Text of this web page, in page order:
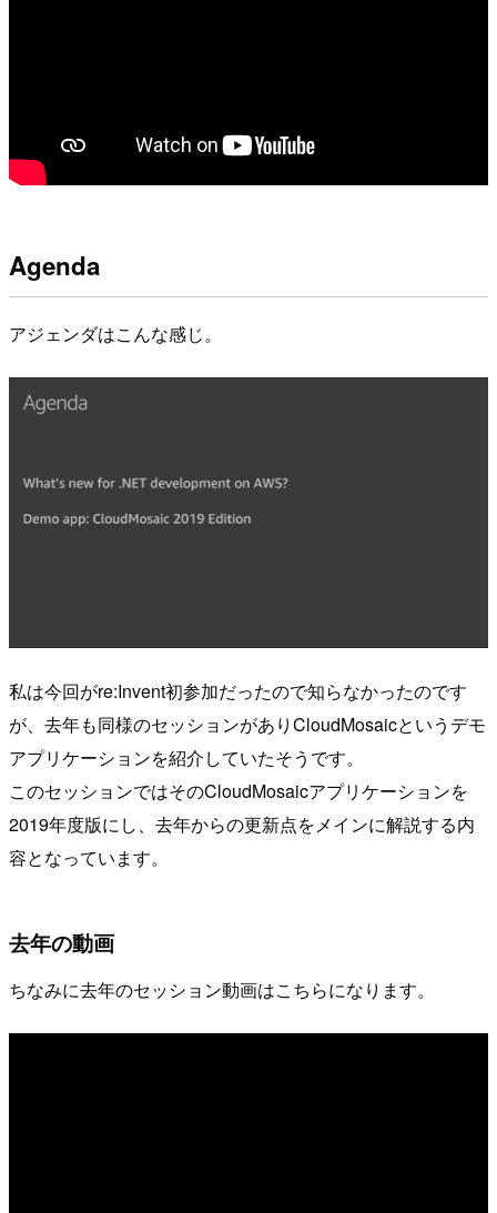
Agenda
アジェンダはこんな感じ。
私は今回がre:Invent初参加だったので知らなかったのです
が、去年も同様のセッションがありCloudMosaicというデモ
アプリケーションを紹介していたそうです。
このセッションではそのCloudMosaicアプリケーションを
2019年度版にし、去年からの更新点をメインに解説する内
容となっています。
去年の動画
ちなみに去年のセッション動画はこちらになります。